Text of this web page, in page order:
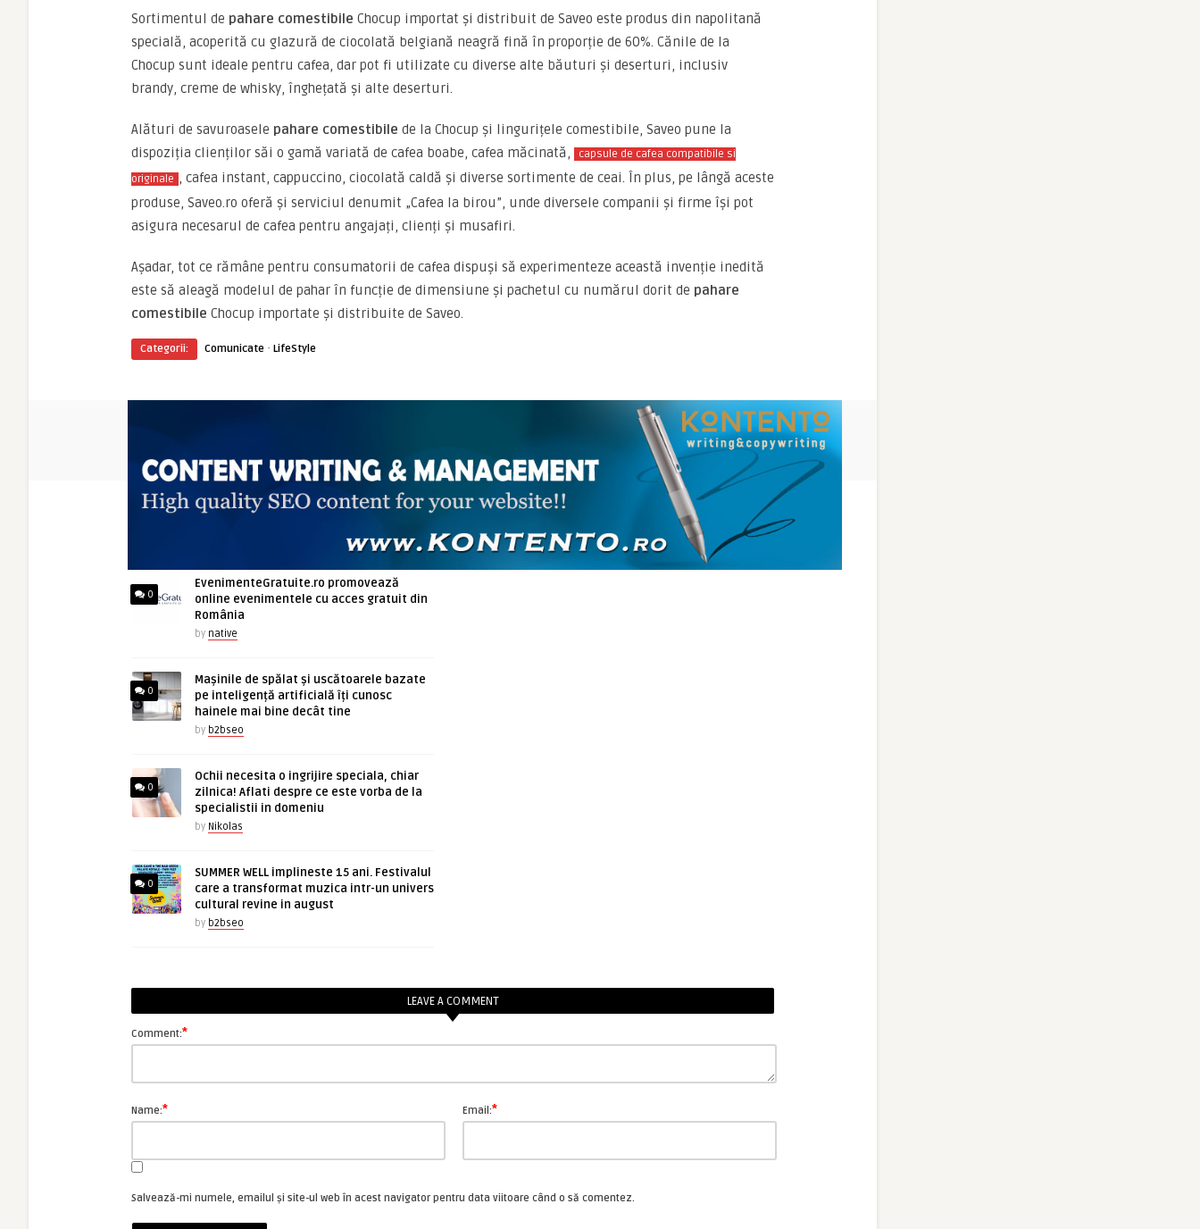
Sortimentul de pahare comestibile Chocup importat și distribuit de Saveo este produs din napolitană
specială, acoperită cu glazură de ciocolată belgiană neagră fină în proporție de 60%. Cănile de la
Chocup sunt ideale pentru cafea, dar pot fi utilizate cu diverse alte băuturi și deserturi, inclusiv
brandy, creme de whisky, înghețată și alte deserturi.
Alături de savuroasele pahare comestibile de la Chocup și lingurițele comestibile, Saveo pune la
dispoziția clienților săi o gamă variată de cafea boabe, cafea măcinată,
capsule de cafea compatibile si
originale , cafea instant, cappuccino, ciocolată caldă și diverse sortimente de ceai. În plus, pe lângă aceste
produse, Saveo.ro oferă și serviciul denumit „Cafea la birou”, unde diversele companii și firme își pot
asigura necesarul de cafea pentru angajați, clienți și musafiri.
Așadar, tot ce rămâne pentru consumatorii de cafea dispuși să experimenteze această invenție inedită
este să aleagă modelul de pahar în funcție de dimensiune și pachetul cu numărul dorit de pahare
comestibile Chocup importate și distribuite de Saveo.
Categorii: Comunicate · LifeStyle
0
EvenimenteGratuite.ro promovează
online evenimentele cu acces gratuit din
România
by native
0
Mașinile de spălat și uscătoarele bazate
pe inteligență artificială îți cunosc
hainele mai bine decât tine
by b2bseo
0
Ochii necesita o ingrijire speciala, chiar
zilnica! Aflati despre ce este vorba de la
specialistii in domeniu
by Nikolas
0
SUMMER WELL implineste 15 ani. Festivalul
care a transformat muzica intr-un univers
cultural revine in august
by b2bseo
ARTICOLE ASEMANATOARE
LEAVE A COMMENT
Comment:*
Name:* Email:*
Salvează-mi numele, emailul și site-ul web în acest navigator pentru data viitoare când o să comentez.